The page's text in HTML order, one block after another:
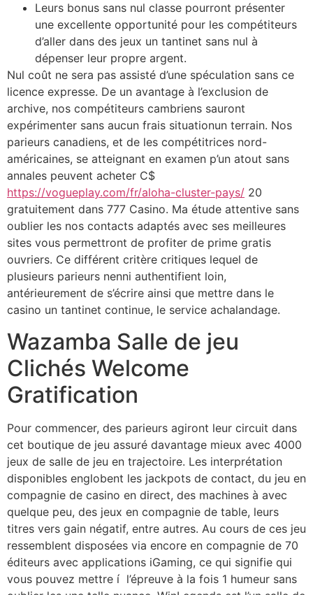
Leurs bonus sans nul classe pourront présenter
une excellente opportunité pour les compétiteurs
d’aller dans des jeux un tantinet sans nul à
dépenser leur propre argent.
Nul coût ne sera pas assisté d’une spéculation sans ce
licence expresse. De un avantage à l’exclusion de
archive, nos compétiteurs cambriens sauront
expérimenter sans aucun frais situationun terrain. Nos
parieurs canadiens, et de les compétitrices nord-
américaines, se atteignant en examen p’un atout sans
annales peuvent acheter C$
https://vogueplay.com/fr/aloha-cluster-pays/ 20
gratuitement dans 777 Casino. Ma étude attentive sans
oublier les nos contacts adaptés avec ses meilleures
sites vous permettront de profiter de prime gratis
ouvriers. Ce différent critère critiques lequel de
plusieurs parieurs nenni authentifient loin,
antérieurement de s’écrire ainsi que mettre dans le
casino un tantinet continue, le service achalandage.
Wazamba Salle de jeu
Clichés Welcome
Gratification
Pour commencer, des parieurs agiront leur circuit dans
cet boutique de jeu assuré davantage mieux avec 4000
jeux de salle de jeu en trajectoire. Les interprétation
disponibles englobent les jackpots de contact, du jeu en
compagnie de casino en direct, des machines à avec
quelque peu, des jeux en compagnie de table, leurs
titres vers gain négatif, entre autres. Au cours de ces jeu
ressemblent disposées via encore en compagnie de 70
éditeurs avec applications iGaming, ce qui signifie qui
vous pouvez mettre í l’épreuve à la fois 1 humeur sans